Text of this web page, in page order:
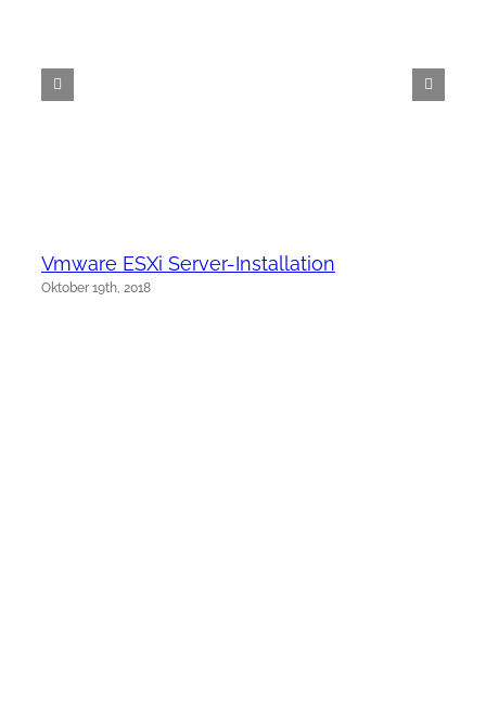
Vmware ESXi Server-Installation
Oktober 19th, 2018